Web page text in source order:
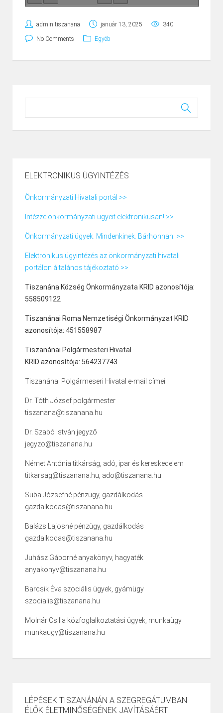
admin.tiszanana január 13, 2025 340
No Comments Egyéb
ELEKTRONIKUS ÜGYINTÉZÉS
Önkormányzati Hivatali portál >>
Intézze önkormányzati ügyeit elektronikusan! >>
Önkormányzati ügyek. Mindenkinek. Bárhonnan. >>
Elektronikus ügyintézés az önkormányzati hivatali
portálon általános tájékoztató >>
Tiszanána Község Önkormányzata KRID azonosítója:
558509122
Tiszanánai Roma Nemzetiségi Önkormányzat KRID
azonosítója: 451558987
Tiszanánai Polgármesteri Hivatal
KRID azonosítója: 564237743
Tiszanánai Polgármeseri Hivatal e-mail címei:
Dr. Tóth József polgármester
tiszanana@tiszanana.hu
Dr. Szabó István jegyző
jegyzo@tiszanana.hu
Német Antónia titkárság, adó, ipar és kereskedelem
titkarsag@tiszanana.hu, ado@tiszanana.hu
Suba Józsefné pénzügy, gazdálkodás
gazdalkodas@tiszanana.hu
Balázs Lajosné pénzügy, gazdálkodás
gazdalkodas@tiszanana.hu
Juhász Gáborné anyakönyv, hagyaték
anyakonyv@tiszanana.hu
Barcsik Éva szociális ügyek, gyámügy
szocialis@tiszanana.hu
Molnár Csilla közfoglalkoztatási ügyek, munkaügy
munkaugy@tiszanana.hu
LÉPÉSEK TISZANÁNÁN A SZEGREGÁTUMBAN
ÉLŐK ÉLETMINŐSÉGÉNEK JAVÍTÁSÁÉRT